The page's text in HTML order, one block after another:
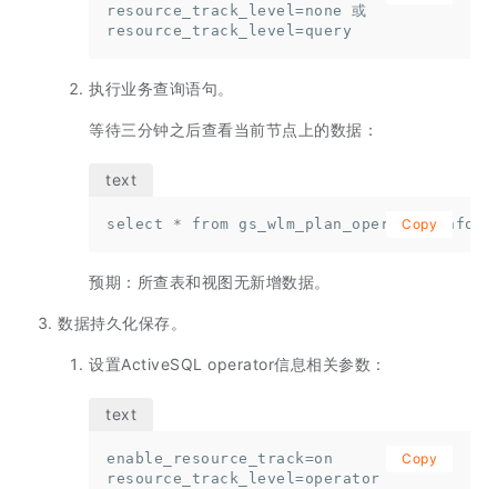
resource_track_level=none 或
resource_track_level=query
执行业务查询语句。
等待三分钟之后查看当前节点上的数据：
select * from gs_wlm_plan_operator_info;
Copy
预期：所查表和视图无新增数据。
数据持久化保存。
设置ActiveSQL operator信息相关参数：
enable_resource_track=on
resource_track_level=operator
Copy